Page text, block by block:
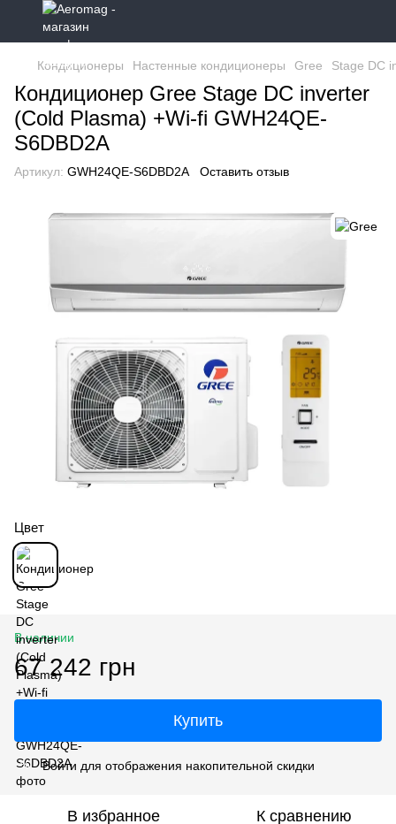
Кондиционеры Настенные кондиционеры Gree Stage DC
Кондиционер Gree Stage DC inverter
(Cold Plasma) +Wi-fi GWH24QE-
S6DBD2A
Артикул: GWH24QE-S6DBD2A Оставить отзыв
Цвет
В наличии
67 242 грн
Купить
% Войти для отображения накопительной скидки
В избранное К сравнению